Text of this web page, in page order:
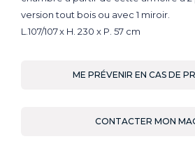
version tout bois ou avec 1 miroir.
L.107/107 x H. 230 x P. 57 cm
ME PRÉVENIR EN CAS DE
CONTACTER MON